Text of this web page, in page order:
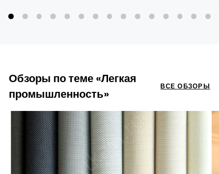
Обзоры по теме «Легкая
промышленность»
ВСЕ ОБЗОРЫ